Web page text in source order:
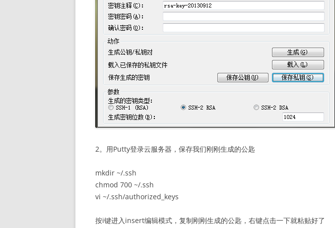
2。用Putty登录云服务器，保存我们刚刚生成的公匙
mkdir ~/.ssh
chmod 700 ~/.ssh
vi ~/.ssh/authorized_keys
按i键进入insert编辑模式，复制刚刚生成的公匙，右键点击一下就粘贴好了